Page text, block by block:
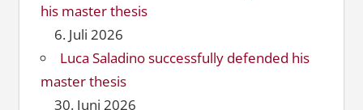
his master thesis
6. Juli 2026
Luca Saladino successfully defended his
master thesis
30. Juni 2026